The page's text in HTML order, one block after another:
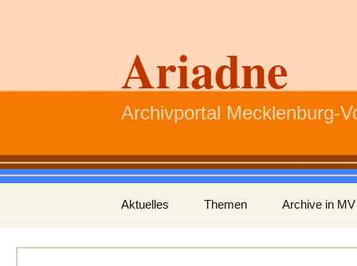
Ariadne
Archivportal Mecklenburg-
Inhalt
springen
Aktuelles Themen Archive in MV